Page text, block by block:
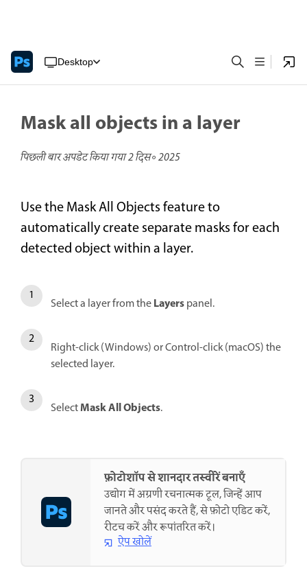
Desktop
Mask all objects in a layer
पिछली बार अपडेट किया गया2 दिस॰ 2025
Use the Mask All Objects feature to
automatically create separate masks for each
detected object within a layer.
Select a layer from theLayerspanel.
Right-click (Windows) or Control-click (macOS) the
selected layer.
SelectMask All Objects.
फ़ोटोशॉप से शानदार तस्वीरें बनाएँ
उद्योग में अग्रणी रचनात्मक टूल, जिन्हें आप
जानते और पसंद करते हैं, से फ़ोटो एडिट करें,
रीटच करें और रूपांतरित करें।
ऐप खोलें